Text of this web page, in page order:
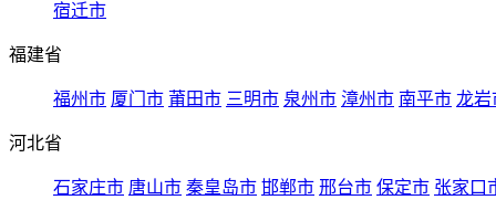
宿迁市
福建省
福州市 厦门市 莆田市 三明市 泉州市 漳州市 南平市 龙岩
河北省
石家庄市 唐山市 秦皇岛市 邯郸市 邢台市 保定市 张家口